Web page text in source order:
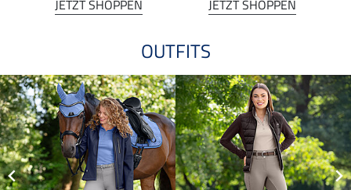
JETZT SHOPPEN
JETZT SHOPPEN
OUTFITS